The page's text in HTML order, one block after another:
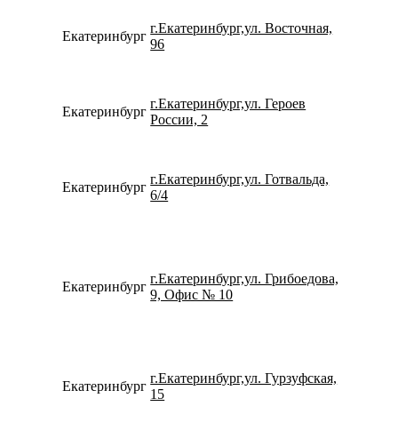
Екатеринбург
г.Екатеринбург,ул. Восточная,
96
Екатеринбург
г.Екатеринбург,ул. Героев
России, 2
Екатеринбург
г.Екатеринбург,ул. Готвальда,
6/4
Екатеринбург
г.Екатеринбург,ул. Грибоедова,
9, Офис № 10
Екатеринбург
г.Екатеринбург,ул. Гурзуфская,
15